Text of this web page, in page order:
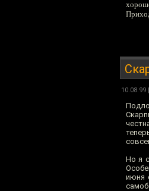
10.08.99 |
Но я
июня